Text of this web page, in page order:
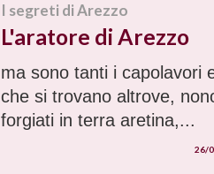
I segreti di Arezzo
L'aratore di Arezzo
ma sono tanti i capolavori
che si trovano altrove,
forgiati in terra aretina,...
26/